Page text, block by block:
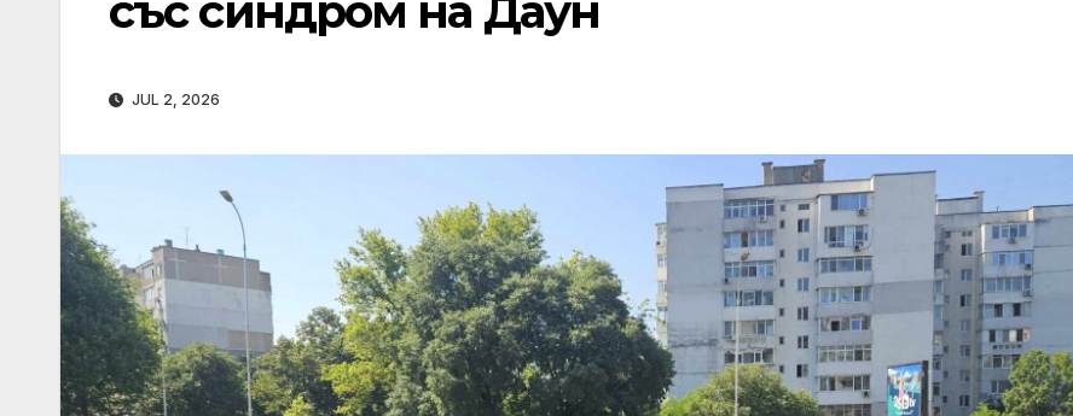
със синдром на Даун
JUL 2, 2026